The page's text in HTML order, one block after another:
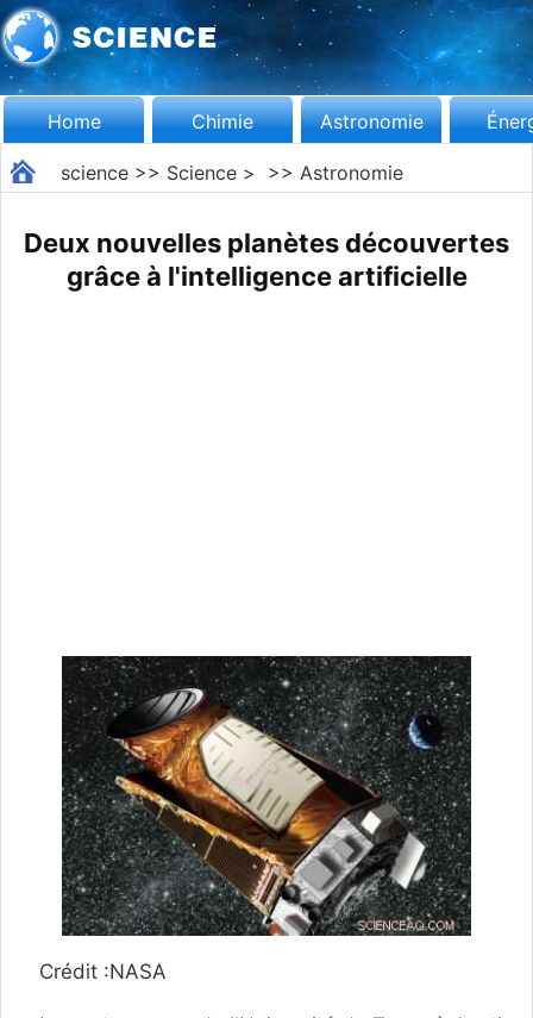
Home Chimie Astronomie
science>> Science> >> Astronomie
Deux nouvelles planètes découvertes
grâce à l'intelligence artificielle
Crédit :NASA